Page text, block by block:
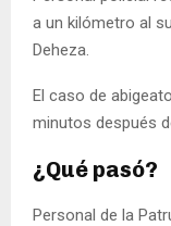
a un kilómetro al
Deheza.
El caso de
minutos después
¿Qué pasó?
Personal de la